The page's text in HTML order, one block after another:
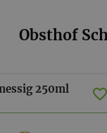
Obsthof
250ml